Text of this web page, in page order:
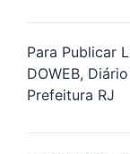
Para Publicar
DOWEB,
Prefeitura RJ